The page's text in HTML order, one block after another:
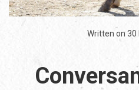
Written on 30